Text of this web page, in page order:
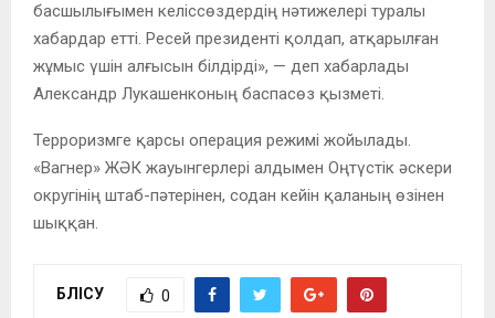
басшылығымен келіссөздердің нәтижелері туралы
хабардар етті. Ресей президенті қолдап, атқарылған
жұмыс үшін алғысын білдірді», — деп хабарлады
Александр Лукашенконың баспасөз қызметі.
Терроризмге қарсы операция режимі жойылады.
«Вагнер» ЖӘК жауынгерлері алдымен Оңтүстік әскери
округінің штаб-пәтерінен, содан кейін қаланың өзінен
шыққан.
БӨЛІСУ 0